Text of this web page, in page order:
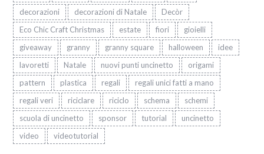
decorazioni
decorazioni di Natale
Decòr
Eco Chic Craft Christmas
estate fiori
gioielli
giveaway
granny granny square halloween
idee
lavoretti
Natale nuovi punti uncinetto
origami
pattern
plastica regali
regali unici fatti a mano
regali veri
riciclare riciclo schema
schemi
scuola di uncinetto
sponsor tutorial
uncinetto
video
videotutorial